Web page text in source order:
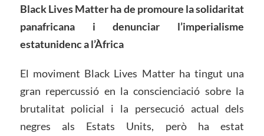
Black Lives Matter ha de promoure la solidaritat
panafricana i denunciar l’imperialisme
estatunidenca l’Àfrica
El moviment Black Lives Matter ha tingut una
gran repercussió en la conscienciació sobre la
brutalitat policial i la persecució actual dels
negres als Estats Units, però ha estat